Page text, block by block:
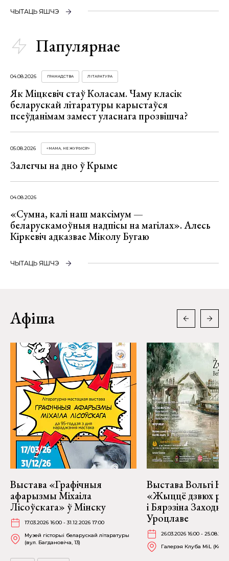
ЧЫТАЦЬ ЯШЧЭ
Папулярнае
04.08.2026 ГРАМАДСТВА ЛІТАРАТУРА
Як Міцкевіч стаў Коласам. Чаму класік
беларускай літаратуры карыстаўся
псеўданімам замест уласнага прозвішча?
05.08.2026 «МАМА, НЕ ЖУРЫСЯ!»
Залегчы на дно ў Крыме
04.08.2026
«Сумна, калі наш максімум —
беларускамоўныя надпісы на магілах». Алесь
Кіркевіч адказвае Міколу Бугаю
ЧЫТАЦЬ ЯШЧЭ
Афіша
Выстава «Графічныя
афарызмы Міхаіла
Лісоўскага» ў Мінску
17.03.2026 16:00 - 31.12.2026 17:00
Музей гісторыі беларускай літаратуры
(вул. Багдановіча, 13)
Выстава Вольгі
«Жыццё дзвюх
і Бярэзіна
Уроцлаве
26.03.2026 16:00 -
Галерэя Клуба MiL